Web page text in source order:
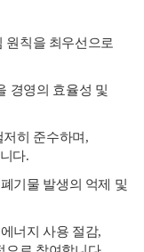
원칙을 최우선으로
경영의 효율성 및
히 준수하며,
다.
기물 발생의 억제 및
너지 사용 절감,